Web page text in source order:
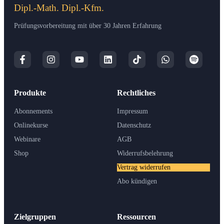
Dipl.-Math. Dipl.-Kfm.
Prüfungsvorbereitung mit über 30 Jahren Erfahrung
Produkte
Abonnements
Onlinekurse
Webinare
Shop
Zielgruppen Ressourcen
Rechtliches
Impressum
Datenschutz
AGB
Widerrufsbelehrung
Vertrag widerrufen
Abo kündigen